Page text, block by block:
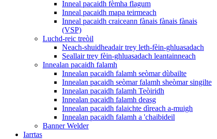
Inneal pacaidh fèmha flagum
Inneal pacaidh mapa teirmeach
Inneal pacaidh craiceann fànais fànais fànais
(VSP)
Luchd-reic treòil
Neach-shuidheadair trey leth-fèin-ghluasadach
Seallair trey fèin-ghluasadach leantainneach
Innealan pacaidh falamh
Innealan pacaidh falamh seòmar dùbailte
Innealan pacaidh seòmar falamh sheòmar singilte
Innealan pacaidh falamh Teòiridh
Innealan pacaidh falamh deasg
Innealan pacaidh falaichte dìreach a-muigh
Innealan pacaidh falamh a 'chaibideil
Banner Welder
Iarrtas